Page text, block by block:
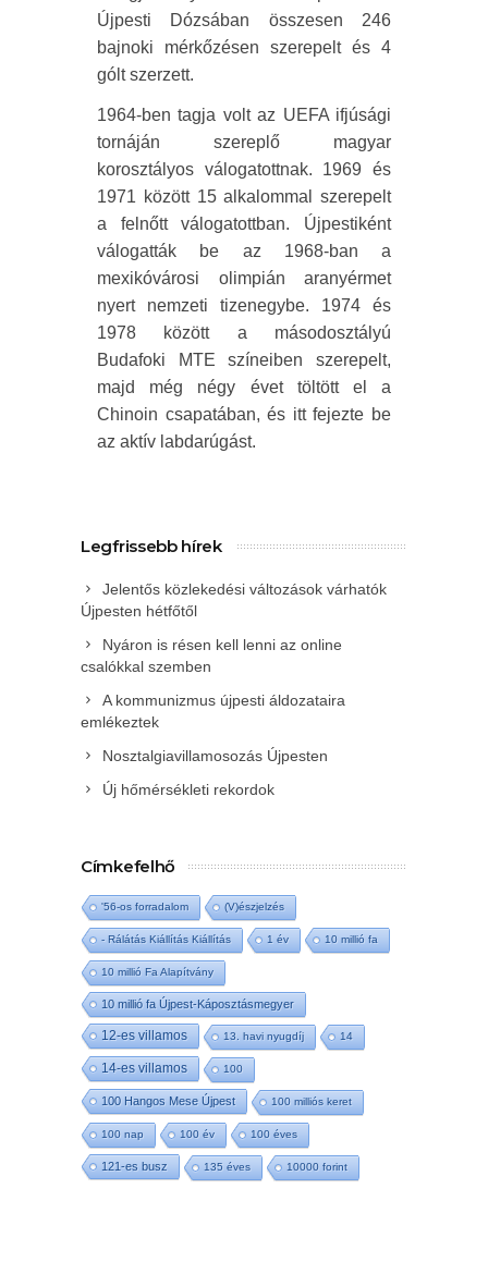
Újpesti Dózsában összesen 246
bajnoki mérkőzésen szerepelt és 4
gólt szerzett.
1964-ben tagja volt az UEFA ifjúsági
tornáján szereplő magyar
korosztályos válogatottnak. 1969 és
1971 között 15 alkalommal szerepelt
a felnőtt válogatottban. Újpestiként
válogatták be az 1968-ban a
mexikóvárosi olimpián aranyérmet
nyert nemzeti tizenegybe. 1974 és
1978 között a másodosztályú
Budafoki MTE színeiben szerepelt,
majd még négy évet töltött el a
Chinoin csapatában, és itt fejezte be
az aktív labdarúgást.
Legfrissebb hírek
Jelentős közlekedési változások várhatók
Újpesten hétfőtől
Nyáron is résen kell lenni az online
csalókkal szemben
A kommunizmus újpesti áldozataira
emlékeztek
Nosztalgiavillamosozás Újpesten
Új hőmérsékleti rekordok
Címkefelhő
'56-os forradalom (V)észjelzés
- Rálátás Kiállítás Kiállítás 1 év 10 millió fa
10 millió Fa Alapítvány
10 millió fa Újpest-Káposztásmegyer
12-es villamos 13. havi nyugdíj 14
14-es villamos 100
100 Hangos Mese Újpest 100 milliós keret
100 nap 100 év 100 éves
121-es busz 135 éves 10000 forint